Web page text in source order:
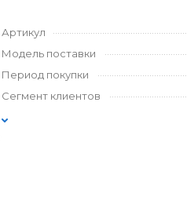
Артикул
Модель поставки
Период покупки
Сегмент клиентов